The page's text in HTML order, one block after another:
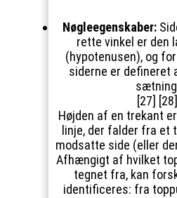
Nøgleegenskaber:
rette vinkel er den
(hypotenusen), og
siderne er defineret
[27] [28]
Højden af en trekant
linje, der falder fra et
modsatte side (eller
Afhængigt af hvilket
tegnet fra, kan
identificeres: fra